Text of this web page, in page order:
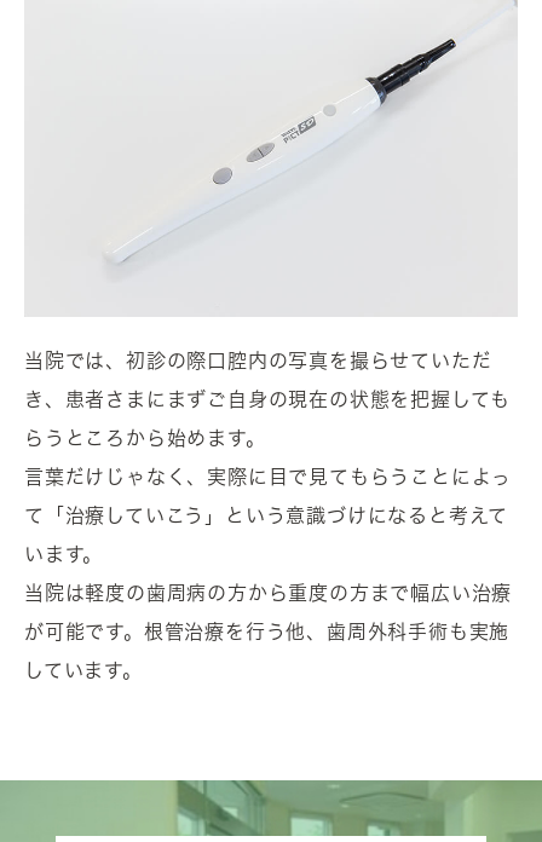
当院では、初診の際口腔内の写真を撮らせていただ
き、患者さまにまずご自身の現在の状態を把握しても
らうところから始めます。
言葉だけじゃなく、実際に目で見てもらうことによっ
て「治療していこう」という意識づけになると考えて
います。
当院は軽度の歯周病の方から重度の方まで幅広い治療
が可能です。根管治療を行う他、歯周外科手術も実施
しています。